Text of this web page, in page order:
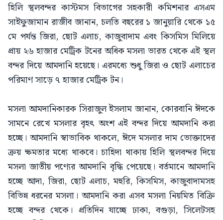
হিলি স্থলবন্দর কাস্টমস বিভাগের সহকারী কমিশনার এসএম
সাইফুজামান রাজীব জানান, চলতি বছরের ১ জানুয়ারি থেকে ১৫
মে পর্যন্ত জিরা, ছোট এলাচ, কাজুবাদাম এবং কিসমিস মিলিয়ে
প্রায় ২৬ হাজার মেট্রিক টনের অধিক মসলা ভারত থেকে এই স্থল
বন্দর দিয়ে আমদানি হয়েছে। এরমধ্যে শুধু জিরা ও ছোট এলাচের
পরিমাণ সাড়ে ৭ হাজার মেট্রিক টন।
মসলা আমদানিকারক সিরাজুল ইসলাম জানান, কোরবানি ঈদকে
সামনে রেখে মসলার বৃহৎ অংশ এই বন্দর দিয়ে আমদানি করা
হচ্ছে। আমদানি স্বাভাবিক থাকলে, ঈদে মসলার দাম ভোক্তাদের
ক্রয় ক্ষমতার মধ্যে থাকবে। চাহিদা থাকায় হিলি স্থলবন্দর দিয়ে
মসলা জাতীয় পণ্যের আমদানি বৃদ্ধি পেয়েছে। বর্তমানে আমদানি
হচ্ছে আদা, জিরা, ছোট এলাচ, মহুরি, কিসমিস, কাজুবাদামসহ
বিভিন্ন ধরনের মসলা। আমদানি করা এসব মসলা নিয়মিত বিক্রি
হচ্ছে বন্দর থেকে। প্রতিদিন যাচ্ছে ঢাকা, বগুড়া, সিলেটসহ